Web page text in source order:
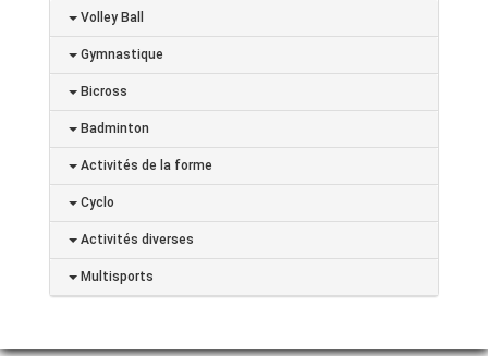
Volley Ball
Gymnastique
Bicross
Badminton
Activités de la forme
Cyclo
Activités diverses
Multisports